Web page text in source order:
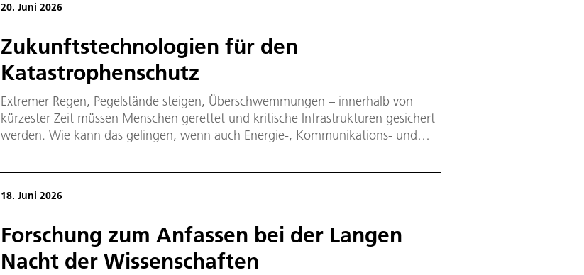
20. Juni 2026
Zukunftstechnologien für den
Katastrophenschutz
Extremer Regen, Pegelstände steigen, Überschwemmungen – innerhalb von
kürzester Zeit müssen Menschen gerettet und kritische Infrastrukturen gesichert
werden. Wie kann das gelingen, wenn auch Energie-, Kommunikations- und
Einsatzkräfte und stellt Lageinformationen bereit? 16 DLR-Institute haben jetzt
verbessern können.
18. Juni 2026
Forschung zum Anfassen bei der Langen
Nacht der Wissenschaften